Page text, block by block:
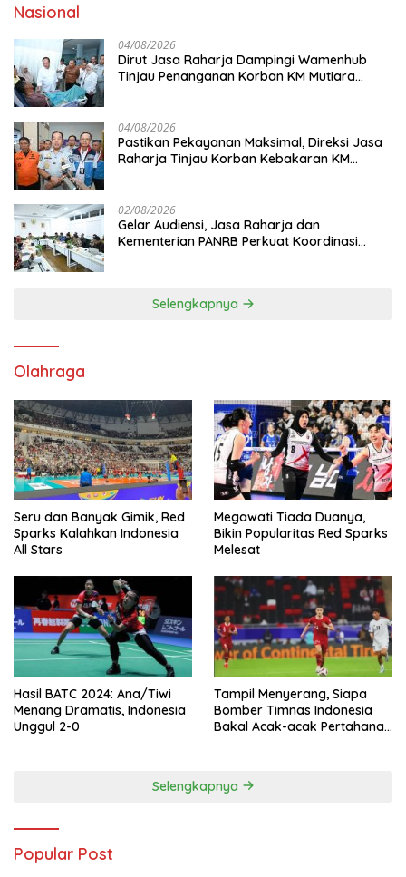
Nasional
04/08/2026
Dirut Jasa Raharja Dampingi Wamenhub
Tinjau Penanganan Korban KM Mutiara
04/08/2026
Pastikan Pekayanan Maksimal, Direksi Jasa
Raharja Tinjau Korban Kebakaran KM
02/08/2026
Gelar Audiensi, Jasa Raharja dan
Kementerian PANRB Perkuat Koordinasi
Selengkapnya
Olahraga
Seru dan Banyak Gimik, Red
Sparks Kalahkan Indonesia
All Stars
Megawati Tiada Duanya,
Bikin Popularitas Red Sparks
Melesat
Hasil BATC 2024: Ana/Tiwi
Menang Dramatis, Indonesia
Unggul 2-0
Tampil Menyerang, Siapa
Bomber Timnas Indonesia
Bakal Acak-acak Pertahanan
Selengkapnya
Popular Post